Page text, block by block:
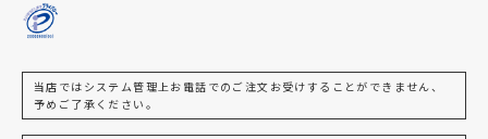
当店ではシステム管理上お電話でのご注文お受けすることができません、
予めご了承ください。